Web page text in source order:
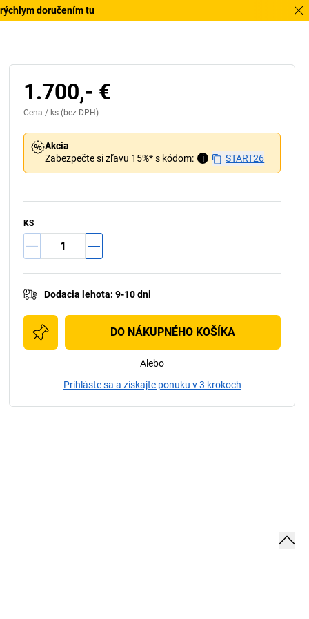
doručením tu
1.700,- €
Cena / ks (bez DPH)
Akcia
Zabezpečte si zľavu 15%* s kódom:
i START26
KS
Dodacia lehota:9-10 dni
DO NÁKUPNÉHO KOŠÍKA
Alebo
Prihláste sa a získajte ponuku v 3 krokoch